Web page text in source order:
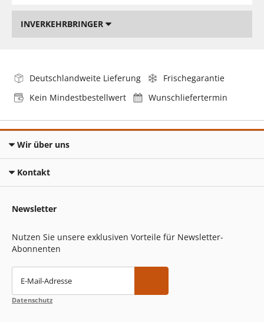
INVERKEHRBRINGER
Deutschlandweite Lieferung
Frischegarantie
Kein Mindestbestellwert
Wunschliefertermin
Wir über uns
Kontakt
Newsletter
Nutzen Sie unsere exklusiven Vorteile für Newsletter-
Abonnenten
E-Mail-Adresse
Datenschutz